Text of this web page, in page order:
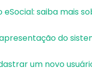
eSocial: saiba mais
do
um novo